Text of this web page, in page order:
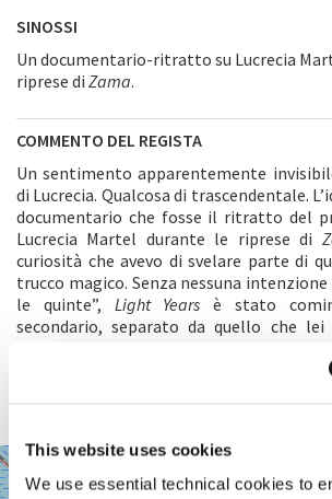
This website uses cookies
We use essential technical cookies to
SINOSSI
Un documentario-ritratto su Lucrecia
riprese di Zama.
COMMENTO DEL REGISTA
Un sentimento apparentemente
di Lucrecia. Qualcosa di trascendentale.
documentario che fosse il ritratto del
Lucrecia Martel durante le riprese di
curiosità che avevo di svelare parte di
trucco magico. Senza nessuna
le quinte”, Light Years è stato
secondario, separato da quello che lei
ci avrebbe permesso di entrare nella sua
della creazione. Come potrebbe essere
SALA
PASINETTI